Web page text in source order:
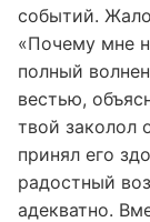
событий.
«Почему мне
полный
вестью,
твой заколол
принял его
радостный
адекватно.